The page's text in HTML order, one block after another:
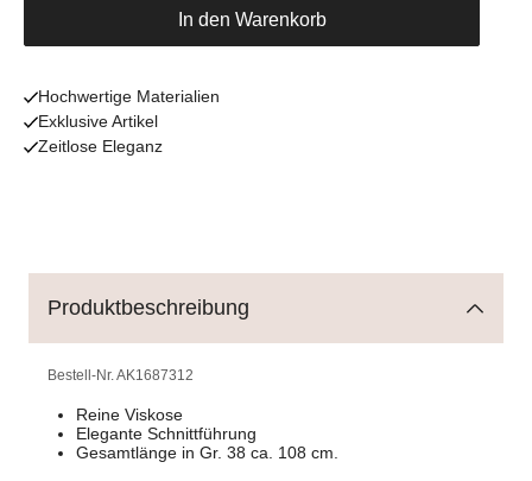
In den Warenkorb
Hochwertige Materialien
Exklusive Artikel
Zeitlose Eleganz
Produktbeschreibung
Bestell-Nr.AK1687312
Reine Viskose
Elegante Schnittführung
Gesamtlänge in Gr. 38 ca. 108 cm.